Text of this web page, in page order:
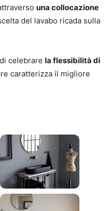
una collocazione
del lavabo ricada sulla
celebrare la flessibilità di
caratterizza il migliore